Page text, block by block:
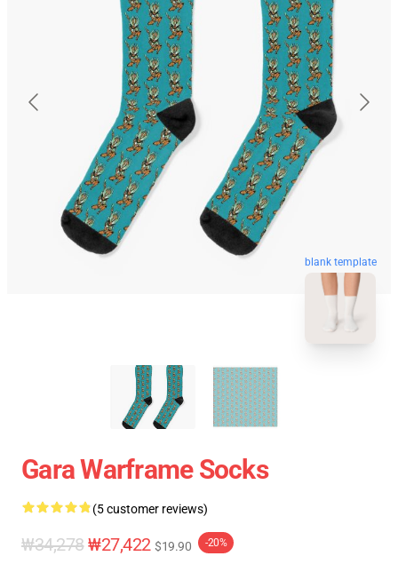
blank template
Gara Warframe Socks
(5 customer reviews)
₩34,278₩27,422 $19.90 -20%